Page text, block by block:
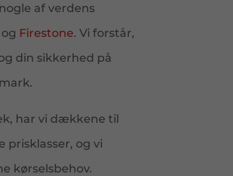
af verdens
og Firestone. Vi forstår,
din sikkerhed på
har vi dækkene til
og vi
kørselsbehov.